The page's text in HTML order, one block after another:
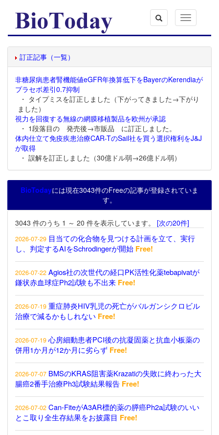
Toggle
navigation
訂正記事（一覧）
非糖尿病患者腎機能値eGFR年換算低下をBayerのKerendiaが
プラセボ差引0.7抑制
・ タイプミスを訂正しました（下がってきました→下がり
ました）
視力を回復する無線の網膜移植製品を欧州が承認
・ 1段落目の 発売後→市販品 に訂正しました。
体内仕立て免疫疾患治療CAR-TのSail社を買う選択権利をJ&J
が取得
・ 誤解を訂正しました（30億ドル弱→26億ドル弱）
BioTodayには現在3043件のFreeの記事が登録されていま
す。
3043 件のうち 1 ～ 20 件を表示しています。 [次の20件]
2026-07-29 目当ての化合物を見つける計画を立て、実行
し、判定するAIをSchrodingerが開始 Free!
2026-07-22 Agios社の次世代の経口PK活性化薬tebapivatが
鎌状赤血球症Ph2試験も不出来 Free!
2026-07-19 重症肺炎HIV乳児の死亡がバルガンシクロビル
治療で減るかもしれない Free!
2026-07-19 心房細動患者PCI後の抗凝固薬と抗血小板薬の
併用1か月が12か月に劣らず Free!
2026-07-07 BMSのKRAS阻害薬Krazatiの失敗に終わった大
腸癌2番手治療Ph3試験結果報告 Free!
2026-07-02 Can-FiteがA3AR標的薬の膵癌Ph2a試験のいい
とこ取り全生存結果をお披露目 Free!